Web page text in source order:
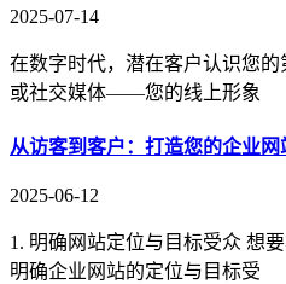
2025-07-14
在数字时代，潜在客户认识您
或社交媒体——您的线上形象
从访客到客户：打造您的企业网
2025-06-12
1. 明确网站定位与目标受众 想
明确企业网站的定位与目标受